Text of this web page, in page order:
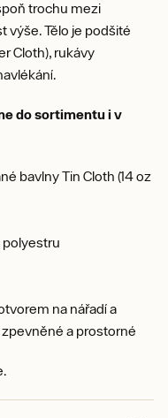
trochu mezi
výše. Tělo je podšité
Cloth), rukávy
do sortimentu i v
bavlny Tin Cloth (14 oz
polyestru
na nářadí a
a prostorné